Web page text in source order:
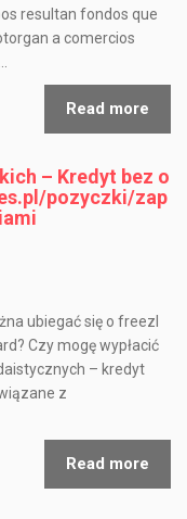
resultan fondos que
a comercios
Read more
– Kredyt bez o
pozyczki/zap
ubiegać się o freezl
Czy mogę wypłacić
– kredyt
z
Read more